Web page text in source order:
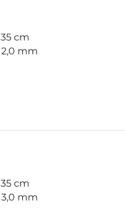
cm
mm
cm
mm